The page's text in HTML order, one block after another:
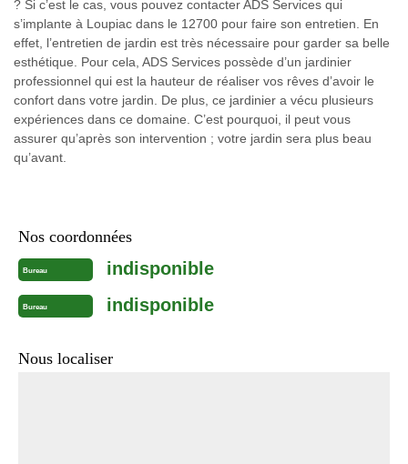
? Si c’est le cas, vous pouvez contacter ADS Services qui
s’implante à Loupiac dans le 12700 pour faire son entretien. En
effet, l’entretien de jardin est très nécessaire pour garder sa belle
esthétique. Pour cela, ADS Services possède d’un jardinier
professionnel qui est la hauteur de réaliser vos rêves d’avoir le
confort dans votre jardin. De plus, ce jardinier a vécu plusieurs
expériences dans ce domaine. C’est pourquoi, il peut vous
assurer qu’après son intervention ; votre jardin sera plus beau
qu’avant.
Nos coordonnées
Bureau indisponible
Bureau indisponible
Nous localiser